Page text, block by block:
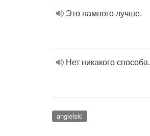
Это намного лучше.
Нет никакого способа.
angielski